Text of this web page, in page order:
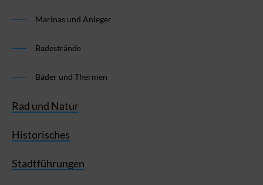
Marinas und Anleger
Badestrände
Bäder und Thermen
Rad und Natur
Historisches
Stadtführungen